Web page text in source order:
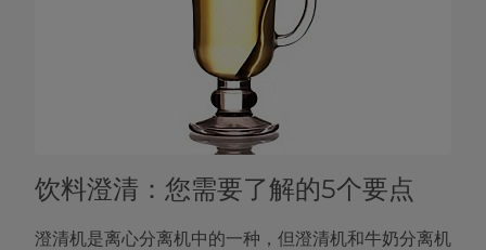
饮料澄清：您需要了解的5个要点
澄清机是离心分离机中的一种，但澄清机和牛奶分离机